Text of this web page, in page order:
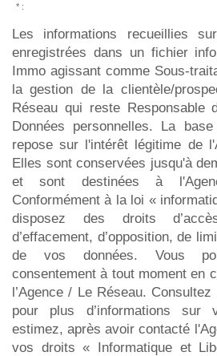
* :
Les informations recueillies
enregistrées dans un fichier
Immo agissant comme Sous-
la gestion de la clientèle/
Réseau qui reste Responsable
Données personnelles. La
repose sur l'intérêt légitime de
Elles sont conservées jusqu'à
et sont destinées à
Conformément à la loi «
disposez des droits
d’effacement, d’opposition, de
de vos données. Vous
consentement à tout moment en
l’Agence / Le Réseau.
pour plus d’informations
estimez, après avoir contacté
vos droits « Informatique et